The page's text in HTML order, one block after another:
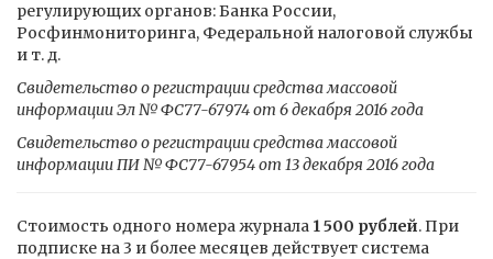
регулирующих органов: Банка России,
Росфинмониторинга, Федеральной налоговой службы
и т. д.
Свидетельство о регистрации средства массовой
информации Эл № ФС77-67974 от 6 декабря 2016 года
Свидетельство о регистрации средства массовой
информации ПИ № ФС77-67954 от 13 декабря 2016 года
Стоимость одного номера журнала 1 500 рублей. При
подписке на 3 и более месяцев действует система